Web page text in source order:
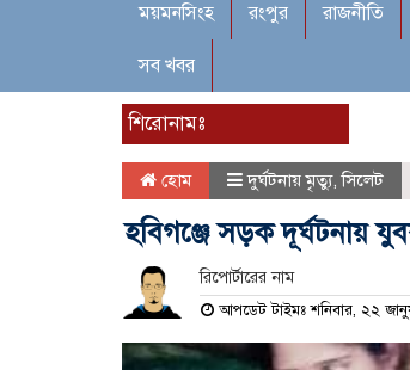
ময়মনসিংহ রংপুর রাজনীতি
সব খবর
শিরোনামঃ
হোম দুর্ঘটনায় মৃত্যু,সিলেট
হবিগঞ্জে সড়ক দূর্ঘটনায়
রিপোর্টারের নাম
আপডেট টাইমঃ শনিবার, ২২